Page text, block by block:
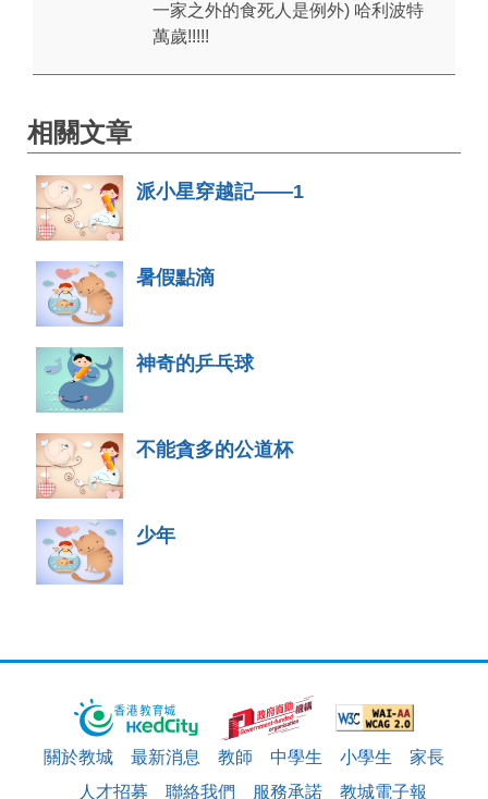
一家之外的食死人是例外) 哈利波特
萬歲!!!!!
相關文章
派小星穿越記——1
暑假點滴
神奇的乒乓球
不能貪多的公道杯
少年
關於教城 最新消息 教師 中學生 小學生
家長
人才招募
聯絡我們 服務承諾 教城電子報